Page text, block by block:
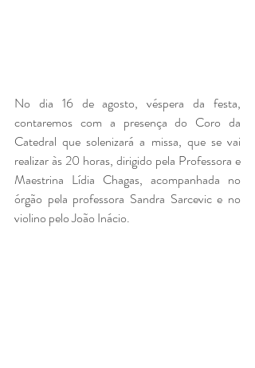
No dia 16 de agosto, véspera da festa,
contaremos com a presença do Coro da
Catedral que solenizará a missa, que se vai
realizar às 20 horas, dirigido pela Professora e
Maestrina Lídia Chagas, acompanhada no
órgão pela professora Sandra Sarcevic e no
violino pelo João Inácio.